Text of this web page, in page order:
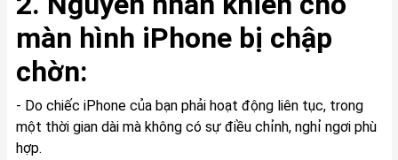
màn hình iPhone bị chập
chờn:
- Do chiếc iPhone của bạn phải hoạt động liên tục, trong
một thời gian dài mà không có sự điều chỉnh, nghỉ ngơi phù
hợp.